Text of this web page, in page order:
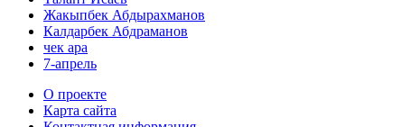
Жакыпбек Абдырахманов
Калдарбек Абдраманов
чек ара
7-апрель
О проекте
Карта сайта